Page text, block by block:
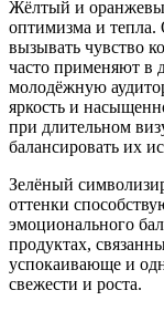
Жёлтый и
оптимизма и
вызывать чувство
часто применяют в
молодёжную
яркость и
при длительном
балансировать их
Зелёный
оттенки
эмоционального
продуктах,
успокаивающе и
свежести и роста.